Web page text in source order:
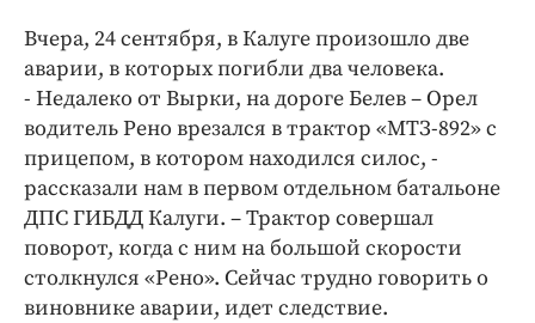
Недвижимость и ЖКХ
Образование
Общество
Погода
Праздники
Происшествия
Спорт
Экономика и бизнес
Вчера, 24 сентября, в Калуге произошло две
аварии, в которых погибли два человека.
- Недалеко от Вырки, на дороге Белев – Орел
водитель Рено врезался в трактор «МТЗ-892» с
прицепом, в котором находился силос, -
рассказали нам в первом отдельном батальоне
ДПС ГИБДД Калуги. – Трактор совершал
поворот, когда с ним на большой скорости
столкнулся «Рено». Сейчас трудно говорить о
виновнике аварии, идет следствие.